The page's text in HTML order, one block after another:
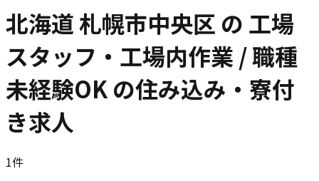
北海道 札幌市中央区 の 工場
スタッフ・工場内作業 / 職種
未経験OKの住み込み・寮付
き求人
1件